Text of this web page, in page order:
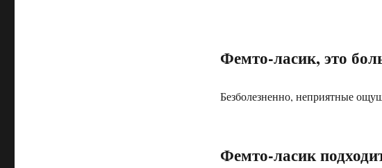
Фемто-ласик, это
Безболезненно, неприятные
Фемто-ласик